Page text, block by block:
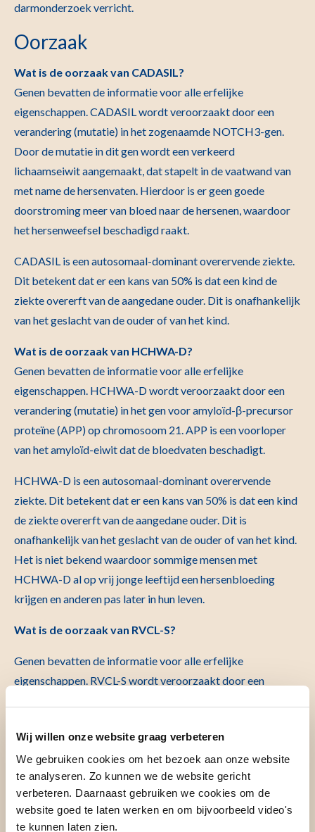
Wij willen onze website graag verbeteren
We gebruiken cookies om het bezoek aan onze website
te analyseren. Zo kunnen we de website gericht
verbeteren. Daarnaast gebruiken we cookies om de
website goed te laten werken en om bijvoorbeeld video's
te kunnen laten zien.
darmonderzoek verricht.
Oorzaak
Wat is de oorzaak van CADASIL?
Genen bevatten de informatie voor alle erfelijke
eigenschappen. CADASIL wordt veroorzaakt door een
verandering (mutatie) in het zogenaamde NOTCH3-gen.
Door de mutatie in dit gen wordt een verkeerd
lichaamseiwit aangemaakt, dat stapelt in de vaatwand van
met name de hersenvaten. Hierdoor is er geen goede
doorstroming meer van bloed naar de hersenen, waardoor
het hersenweefsel beschadigd raakt.
CADASIL is een autosomaal-dominant overervende ziekte.
Dit betekent dat er een kans van 50% is dat een kind de
ziekte overerft van de aangedane ouder. Dit is onafhankelijk
van het geslacht van de ouder of van het kind.
Wat is de oorzaak van HCHWA-D?
Genen bevatten de informatie voor alle erfelijke
eigenschappen. HCHWA-D wordt veroorzaakt door een
verandering (mutatie) in het gen voor amyloïd-β-precursor
proteïne (APP) op chromosoom 21. APP is een voorloper
van het amyloïd-eiwit dat de bloedvaten beschadigt.
HCHWA-D is een autosomaal-dominant overervende
ziekte. Dit betekent dat er een kans van 50% is dat een kind
de ziekte overerft van de aangedane ouder. Dit is
onafhankelijk van het geslacht van de ouder of van het kind.
Het is niet bekend waardoor sommige mensen met
HCHWA-D al op vrij jonge leeftijd een hersenbloeding
krijgen en anderen pas later in hun leven.
Wat is de oorzaak van RVCL-S?
Genen bevatten de informatie voor alle erfelijke
eigenschappen. RVCL-S wordt veroorzaakt door een
veroorzaken. Als andere stukjes van het gen niet goed
functioneren, blijkt dit namelijk tot andere ziekten te leiden.
Hoe mutaties in het betrokken gen uiteindelijk tot de
ziekteverschijnselen leiden is nog onduidelijk, maar
mogelijk heeft dit invloed op de functie van de